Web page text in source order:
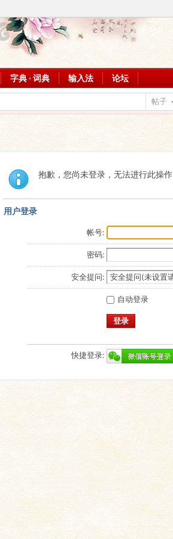
字典 · 词典 输入法 论坛
帖子
抱歉，您尚未登录，无法进行此操作
用户登录
帐号:
密码:
安全提问:
自动登录
登录
快捷登录: